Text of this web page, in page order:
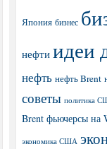
Япония бизнес
нефти идеи
нефть нефть Brent
советы политика
Brent фьючерсы на
экономика США